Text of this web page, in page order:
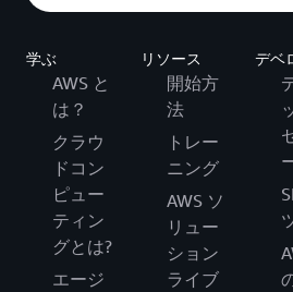
学ぶ
AWS と
は？
クラウ
ドコン
ピュー
ティン
グとは?
エージ
リソース
開始方
法
トレー
ニング
AWS ソ
リュー
ション
ライブ
デベ